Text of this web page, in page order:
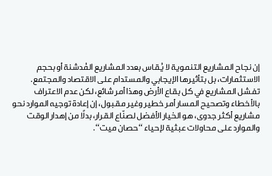
إن نجاح المشاريع التنموية لا يُقاس بعدد المشاريع المُدشنة أو بحجم
الاستثمارات، بل بتأثيرها الإيجابي والمستدام على الاقتصاد والمجتمع.
تفشل المشاريع في كل بقاع الأرض وهذا أمر شائع، لكن عدم الاعتراف
بالأخطاء وتصحيح المسار أمر خطير وغير مقبول، إن إعادة توجيه الموارد نحو
مشاريع أكثر جدوى، هو الخيار الأفضل لصنّاع القرار، بدلًا من إهدار الوقت
والموارد على محاولات عبثية لإحياء “حصان ميت“
.